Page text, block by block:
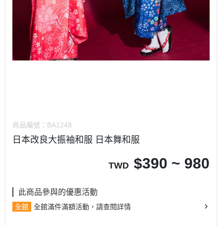
商品編號： BA1248
日本改良大振袖和服 日本舞和服
TWD $390 ~ 980
此商品參與的優惠活動
全館 全館滿件滿額活動，請查閱詳情